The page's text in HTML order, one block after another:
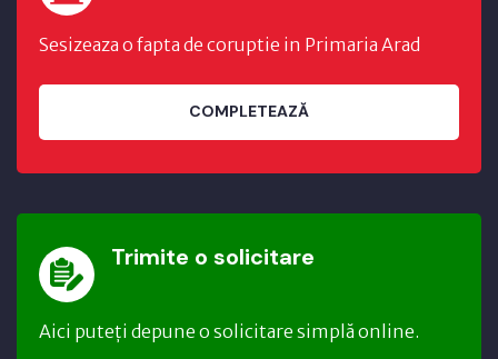
Sesizeaza o fapta de coruptie in Primaria Arad
COMPLETEAZĂ
Trimite o solicitare
Aici puteți depune o solicitare simplă online.